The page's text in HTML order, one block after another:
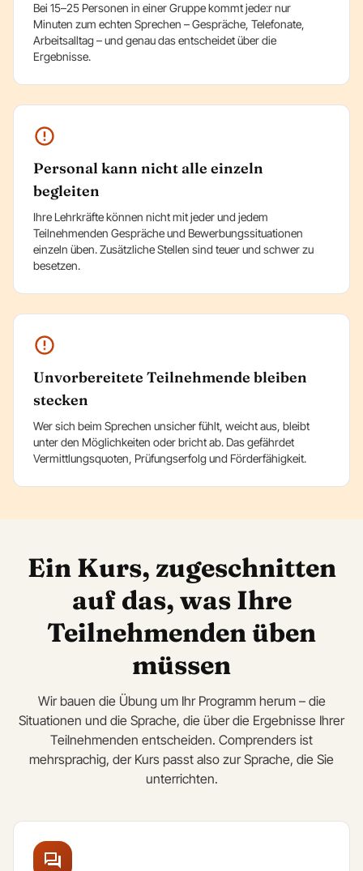
Bei 15–25 Personen in einer Gruppe kommt jede:r nur
Minuten zum echten Sprechen – Gespräche, Telefonate,
Arbeitsalltag – und genau das entscheidet über die
Ergebnisse.
Personal kann nicht alle einzeln
begleiten
Ihre Lehrkräfte können nicht mit jeder und jedem
Teilnehmenden Gespräche und Bewerbungssituationen
einzeln üben. Zusätzliche Stellen sind teuer und schwer zu
besetzen.
Unvorbereitete Teilnehmende bleiben
stecken
Wer sich beim Sprechen unsicher fühlt, weicht aus, bleibt
unter den Möglichkeiten oder bricht ab. Das gefährdet
Vermittlungsquoten, Prüfungserfolg und Förderfähigkeit.
Ein Kurs, zugeschnitten
auf das, was Ihre
Teilnehmenden üben
müssen
Wir bauen die Übung um Ihr Programm herum – die
Situationen und die Sprache, die über die Ergebnisse Ihrer
Teilnehmenden entscheiden. Comprenders ist
mehrsprachig, der Kurs passt also zur Sprache, die Sie
unterrichten.